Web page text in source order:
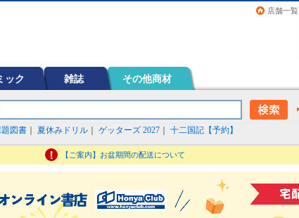
店舗一覧
ック 雑誌 その他商材
図書 夏休みドリル ゲッターズ 2027 十二国記【予約】
【ご案内】お盆期間の配送について